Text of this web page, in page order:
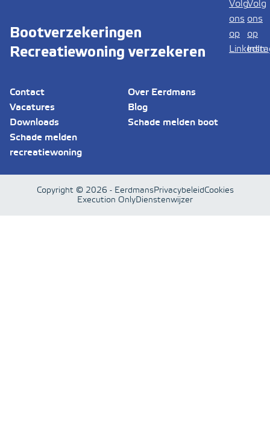
Bootverzekeringen
Recreatiewoning verzekeren
Contact
Over Eerdmans
Vacatures
Blog
Downloads
Schade melden boot
Schade melden
recreatiewoning
Copyright © 2026 - EerdmansPrivacybeleidCookies
Execution OnlyDienstenwijzer